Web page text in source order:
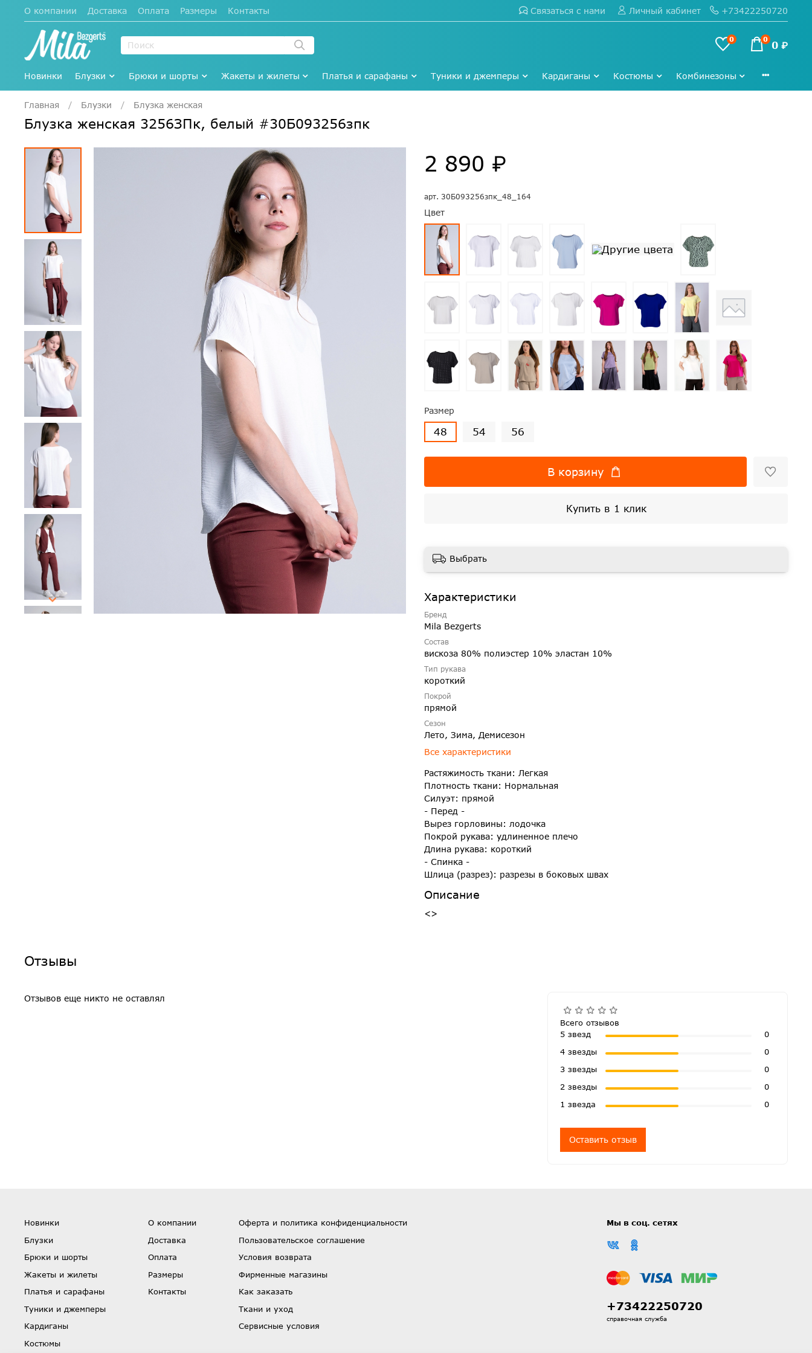
О компании Доставка Оплата Размеры Контакты Связаться с нами Личный кабинет +73422250720
0 0 0 ₽
Новинки Блузки Брюки и шорты Жакеты и жилеты Платья и сарафаны Туники и джемперы Кардиганы Костюмы Комбинезоны
Главная Блузки Блузка женская
Блузка женская 3256ЗПк, белый #30Б093256зпк
арт. 30Б093256зпк_48_164
Цвет
Размер
48 54 56
2 890 ₽
В корзину
Купить в 1 клик
Выбрать
Характеристики
Бренд
Mila Bezgerts
Состав
вискоза 80% полиэстер 10% эластан 10%
Тип рукава
короткий
Покрой
прямой
Сезон
Лето, Зима, Демисезон
Все характеристики
Растяжимость ткани: Легкая
Плотность ткани: Нормальная
Силуэт: прямой
- Перед -
Вырез горловины: лодочка
Покрой рукава: удлиненное плечо
Длина рукава: короткий
- Спинка -
Шлица (разрез): разрезы в боковых швах
Описание
<>
Отзывы
Отзывов еще никто не оставлял
Всего отзывов
5 звезд
0
4 звезды
0
3 звезды
0
2 звезды
0
1 звезда
0
Оставить отзыв
Новинки
Блузки
Брюки и шорты
Жакеты и жилеты
Платья и сарафаны
Туники и джемперы
Кардиганы
Костюмы
О компании
Доставка
Оплата
Размеры
Контакты
Оферта и политика конфиденциальности
Пользовательское соглашение
Условия возврата
Фирменные магазины
Как заказать
Ткани и уход
Сервисные условия
Мы в соц. сетях
+73422250720
справочная служба